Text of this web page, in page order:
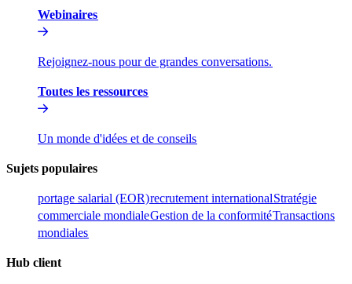
Webinaires​​
Rejoignez-nous pour de grandes conversations.​​
Toutes les ressources​​
Un monde d'idées et de conseils​​
Sujets populaires​​
portage salarial (EOR)​​recrutement international​​Stratégie
commerciale mondiale​​Gestion de la conformité​​Transactions
mondiales​​
Hub client​​